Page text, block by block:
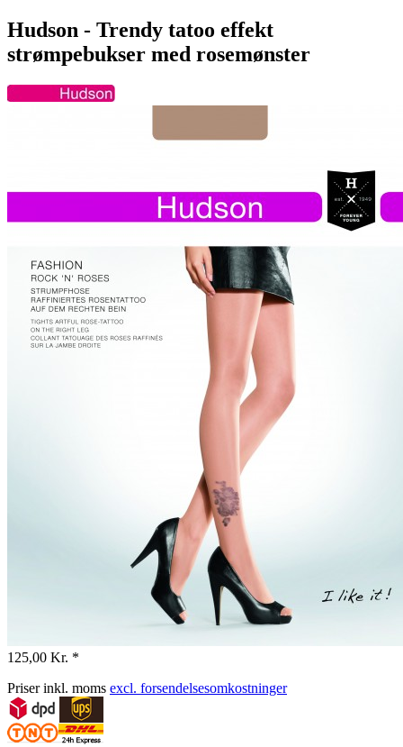
Hudson - Trendy tatoo effekt
strømpebukser med rosemønster
125,00 Kr. *
Priser inkl. moms excl. forsendelsesomkostninger